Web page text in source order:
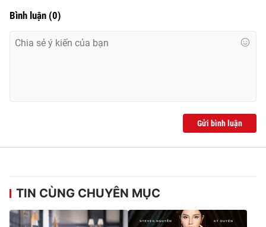
Bình luận (0)
Gửi bình luận
TIN CÙNG CHUYÊN MỤC